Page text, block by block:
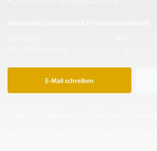
E-Mail schreiben